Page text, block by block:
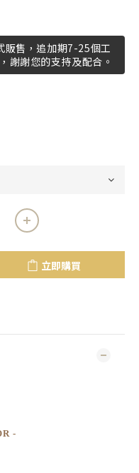
販售，追加期7-25個工
謝謝您的支持及配合。
立即購買
-